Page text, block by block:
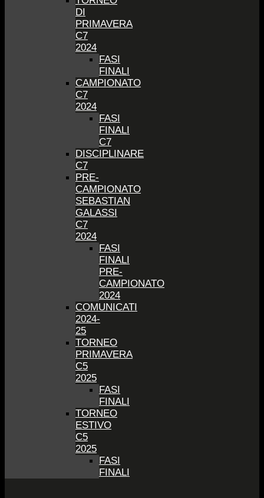
DI
PRIMAVERA
C7
2024
FASI
FINALI
CAMPIONATO
C7
2024
FASI
FINALI
C7
DISCIPLINARE
C7
PRE-
CAMPIONATO
SEBASTIAN
GALASSI
C7
2024
FASI
FINALI
PRE-
CAMPIONATO
2024
COMUNICATI
2024-
25
TORNEO
PRIMAVERA
C5
2025
FASI
FINALI
TORNEO
ESTIVO
C5
2025
FASI
FINALI